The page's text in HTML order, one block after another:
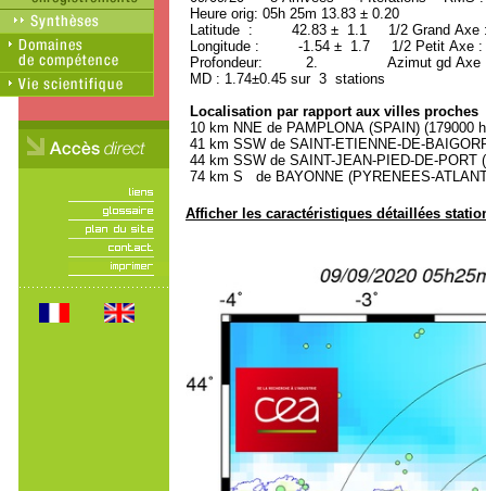
Heure orig: 05h 25m 13.83 ± 0.20
Latitude : 42.83 ± 1.1 1/2 Grand
Longitude : -1.54 ± 1.7 1/2 Petit Axe
Profondeur: 2. Azimut gd Axe :
MD : 1.74±0.45 sur 3 stations
Localisation par rapport aux villes proches
10 km NNE de PAMPLONA (SPAIN) (179000
41 km SSW de SAINT-ETIENNE-DE-
44 km SSW de SAINT-JEAN-PIED-DE-PORT
74 km S de BAYONNE (PYRENEES-
Afficher les caractéristiques détaillées